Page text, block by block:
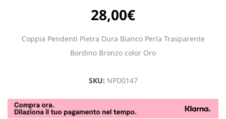
28,00€
Coppia Pendenti Pietra Dura Bianco Perla Trasparente
Bordino Bronzo color Oro
SKU: NPD0147